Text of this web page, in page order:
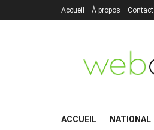
Accueil À propos Contact
ACCUEIL NATIONAL